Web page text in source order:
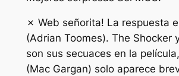
✗ Web señorita! La respuesta
(Adrian Toomes). The Shocker
son sus secuaces en la
(Mac Gargan) solo aparece